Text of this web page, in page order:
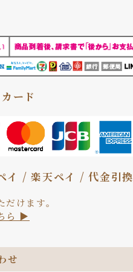
ード
/ 楽天ペイ / 代金引換
けます。
ら ▶
せ